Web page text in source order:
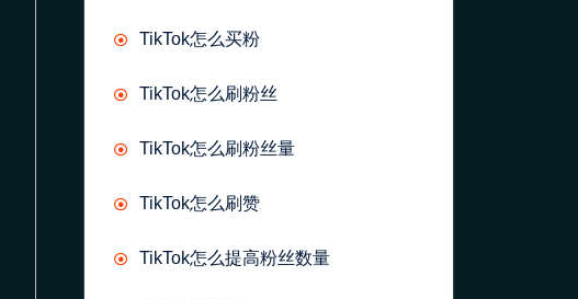
TikTok怎么买粉
TikTok怎么刷粉丝
TikTok怎么刷粉丝量
TikTok怎么刷赞
TikTok怎么提高粉丝数量